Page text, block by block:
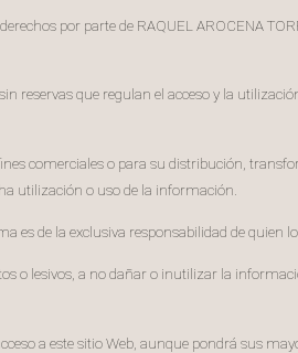
por parte de RAQUEL AROCENA
reservas que regulan el acceso y la
comerciales o para su distribución,
utilización o uso de la información.
es de la exclusiva responsabilidad de quien lo
o lesivos, a no dañar o inutilizar la
a este sitio Web, aunque pondrá sus